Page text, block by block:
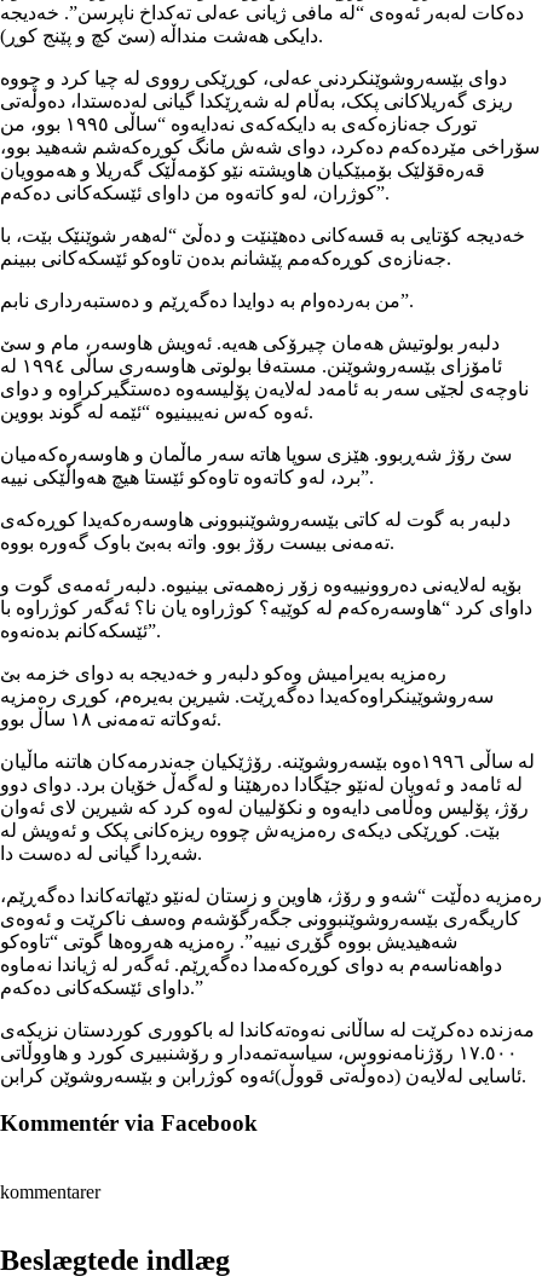
دەکات لەبەر ئەوەی “لە مافی ژیانی عەلی تەکداخ ناپرسن”. خەدیجە
دایکی ھەشت منداڵە (سێ کچ و پێنج کوڕ).
دوای بێسەروشوێنکردنی عەلی، کوڕێکی رووی لە چیا کرد و چووە
ریزی گەریلاکانی پکک، بەڵام لە شەڕێکدا گیانی لەدەستدا، دەوڵەتی
تورک جەنازەکەی بە دایکەکەی نەدایەوە “ساڵی ١٩٩٥ بوو، من
سۆراخی مێردەکەم دەکرد، دوای شەش مانگ کوڕەکەشم شەھید بوو،
قەرەقۆلێک بۆمبێکیان ھاویشتە نێو کۆمەڵێک گەریلا و ھەموویان
کوژران، لەو کاتەوە من داوای ئێسکەکانی دەکەم”.
خەدیجە کۆتایی بە قسەکانی دەھێنێت و دەڵێ “لەھەر شوێنێک بێت، با
جەنازەی کوڕەکەمم پێشانم بدەن تاوەکو ئێسکەکانی ببینم.
من بەردەوام بە دوایدا دەگەڕێم و دەستبەرداری نابم”.
دلبەر بولوتیش ھەمان چیرۆکی ھەیە. ئەویش ھاوسەر، مام و سێ
ئامۆزای بێسەروشوێنن. مستەفا بولوتی ھاوسەری ساڵی ١٩٩٤ لە
ناوچەی لجێی سەر بە ئامەد لەلایەن پۆلیسەوە دەستگیرکراوە و دوای
ئەوە کەس نەیبینیوە “ئێمە لە گوند بووین.
سێ رۆژ شەڕبوو. ھێزی سوپا ھاتە سەر ماڵمان و ھاوسەرەکەمیان
برد، لەو کاتەوە تاوەکو ئێستا ھیچ ھەواڵێکی نییە”.
دلبەر بە گوت لە کاتی بێسەروشوێنبوونی ھاوسەرەکەیدا کوڕەکەی
تەمەنی بیست رۆژ بوو. واتە بەبێ باوک گەورە بووە.
بۆیە لەلایەنی دەروونییەوە زۆر زەھمەتی بینیوە. دلبەر ئەمەی گوت و
داوای کرد “ھاوسەرەکەم لە کوێیە؟ کوژراوە یان نا؟ ئەگەر کوژراوە با
ئێسکەکانم بدەنەوە”.
رەمزیە بەیرامیش وەکو دلبەر و خەدیجە بە دوای خزمە بێ
سەروشوێینکراوەکەیدا دەگەڕێت. شیرین بەیرەم، کوڕی رەمزیە
ئەوکاتە تەمەنی ١٨ ساڵ بوو.
لە ساڵی ١٩٩٦ەوە بێسەروشوێنە. رۆژێکیان جەندرمەکان ھاتنە ماڵیان
لە ئامەد و ئەویان لەنێو جێگادا دەرھێنا و لەگەڵ خۆیان برد. دوای دوو
رۆژ، پۆلیس وەڵامی دایەوە و نکۆلییان لەوە کرد کە شیرین لای ئەوان
بێت. کوڕێکی دیکەی رەمزیەش چووە ریزەکانی پکک و ئەویش لە
شەڕدا گیانی لە دەست دا.
رەمزیە دەڵێت “شەو و رۆژ، ھاوین و زستان لەنێو دێھاتەکاندا دەگەڕێم،
کاریگەری بێسەروشوێنبوونی جگەرگۆشەم وەسف ناکرێت و ئەوەی
شەھیدیش بووە گۆڕی نییە”. رەمزیە ھەروەھا گوتی “تاوەکو
دواھەناسەم بە دوای کوڕەکەمدا دەگەڕێم. ئەگەر لە ژیاندا نەماوە
داوای ئێسکەکانی دەکەم.”
مەزندە دەکرێت لە ساڵانی نەوەتەکاندا لە باکووری کوردستان نزیکەی
١٧.٥٠٠ رۆژنامەنووس، سیاسەتمەدار و رۆشنبیری کورد و ھاووڵاتی
ئاسایی لەلایەن (دەوڵەتی قووڵ)ئەوە کوژرابن و بێسەروشوێن کرابن.
Kommentér via Facebook
kommentarer
Beslægtede indlæg